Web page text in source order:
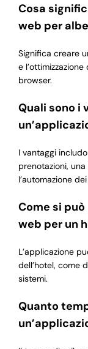
Cosa
web per
Significa creare
e
browser.
Quali sono i
I vantaggi
prenotazioni,
l’automazione
Come si
web per un
L’applicazione
dell’hotel, come
sistemi.
Quanto